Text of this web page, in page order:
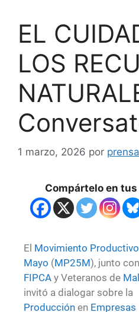
EL
LOS
1 marzo, 2026 por
Compártelo en
El Movimiento
Mayo (MP25M), junto
FIPCA y Veteranos de
invitó a dialogar sobre la
Producción en Empresas